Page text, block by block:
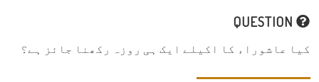
کیا عاشوراء کا اکیلے ایک ہی روزہ رکھنا جائز ہے؟